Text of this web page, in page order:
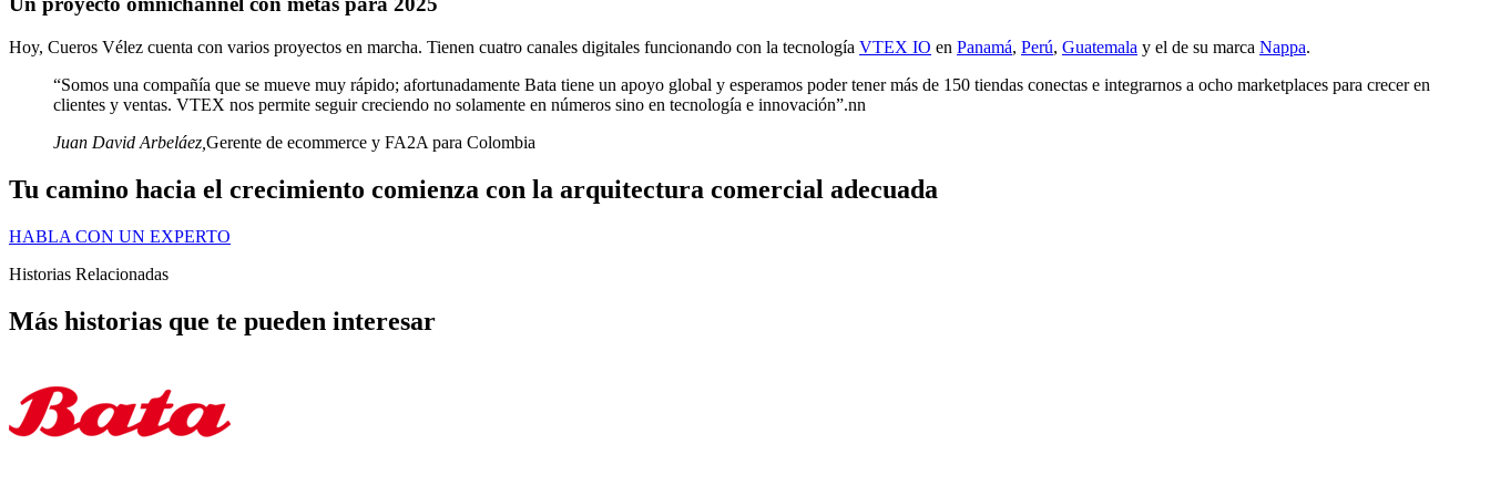
Hoy, Cueros Vélez cuenta con varios proyectos en marcha. Tienen cuatro canales digitales funcionando con la tecnología VTEX IO en Panamá, Perú, Guatemala y el de su marca Nappa.
“Somos una compañía que se mueve muy rápido; afortunadamente Bata tiene un apoyo global y esperamos poder tener más de 150 tiendas conectas e integrarnos a ocho marketplaces para crecer en
clientes y ventas. VTEX nos permite seguir creciendo no solamente en números sino en tecnología e innovación”.nn
Juan David Arbeláez Gerente de ecommerce y FA2A para Colombia
Tu camino hacia el crecimiento comienza con la arquitectura comercial adecuada
HABLA CON UN EXPERTO
Historias Relacionadas
Más historias que te pueden interesar